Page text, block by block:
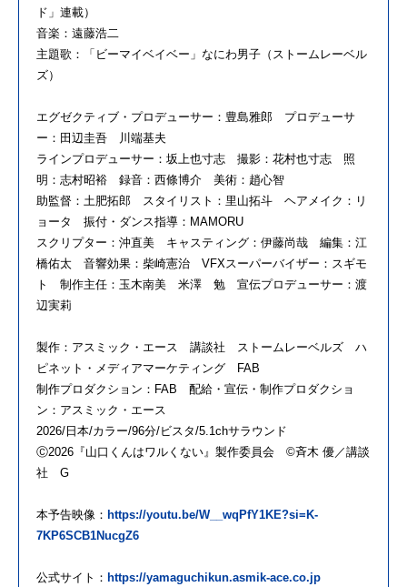
ド」連載）
音楽：遠藤浩二
主題歌：「ビーマイベイベー」なにわ男子（ストームレーベル
ズ）
エグゼクティブ・プロデューサー：豊島雅郎 プロデューサ
ー：田辺圭吾 川端基夫
ラインプロデューサー：坂上也寸志 撮影：花村也寸志 照
明：志村昭裕 録音：西條博介 美術：趙心智
助監督：土肥拓郎 スタイリスト：里山拓斗 ヘアメイク：リ
ョータ 振付・ダンス指導：MAMORU
スクリプター：沖直美 キャスティング：伊藤尚哉 編集：江
橋佑太 音響効果：柴崎憲治 VFXスーパーバイザー：スギモ
ト 制作主任：玉木南美 米澤 勉 宣伝プロデューサー：渡
辺実莉
製作：アスミック・エース 講談社 ストームレーベルズ ハ
ピネット・メディアマーケティング FAB
制作プロダクション：FAB 配給・宣伝・制作プロダクショ
ン：アスミック・エース
2026/日本/カラー/96分/ビスタ/5.1chサラウンド
Ⓒ2026『山口くんはワルくない』製作委員会 ©斉木 優／講談
社 G
本予告映像： https://youtu.be/W__wqPfY1KE?si=K-
7KP6SCB1NucgZ6
公式サイト： https://yamaguchikun.asmik-ace.co.jp